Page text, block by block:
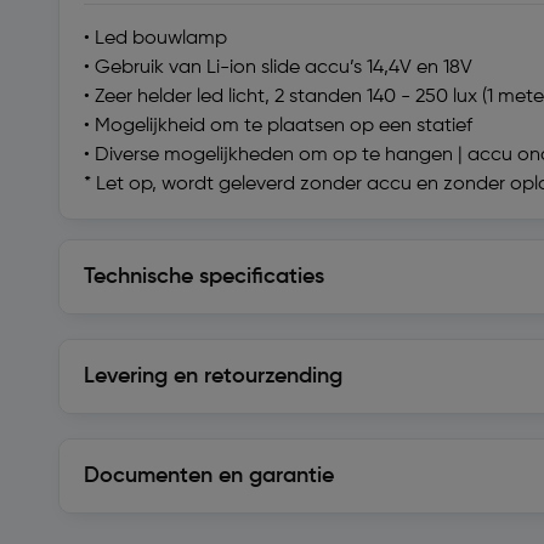
• Led bouwlamp
• Gebruik van Li-ion slide accu’s 14,4V en 18V
• Zeer helder led licht, 2 standen 140 - 250 lux (1
• Mogelijkheid om te plaatsen op een statief
• Diverse mogelijkheden om op te hangen | accu
* Let op, wordt geleverd zonder accu en zonder
Technische specificaties
Levering en retourzending
Documenten en garantie